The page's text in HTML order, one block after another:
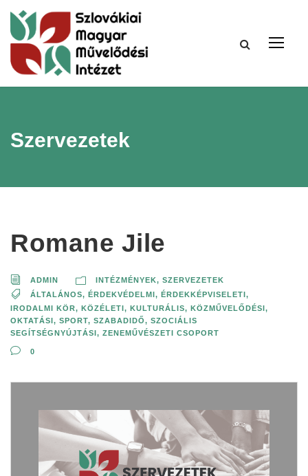
Szervezetek
Romane Jile
ADMIN
INTÉZMÉNYEK, SZERVEZETEK
ÁLTALÁNOS, ÉRDEKVÉDELMI, ÉRDEKKÉPVISELETI,
IRODALMI KÖR, KÖZÉLETI, KULTURÁLIS, KÖZMŰVELŐDÉSI,
OKTATÁSI, SPORT, SZABADIDŐ, SZOCIÁLIS
SEGÍTSÉGNYÚJTÁSI, ZENEMŰVÉSZETI CSOPORT
0